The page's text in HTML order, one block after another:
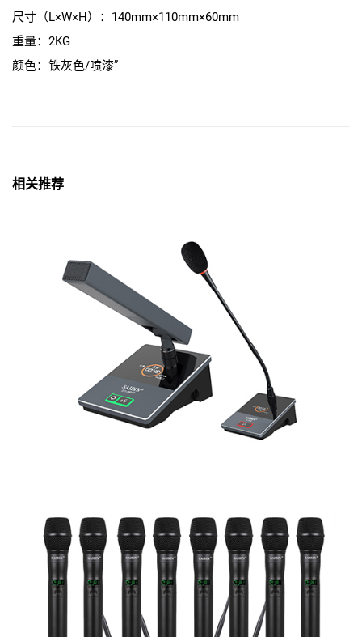
尺寸（L×W×H）：140mm×110mm×60mm
重量：2KG
颜色：铁灰色/喷漆”
相关推荐